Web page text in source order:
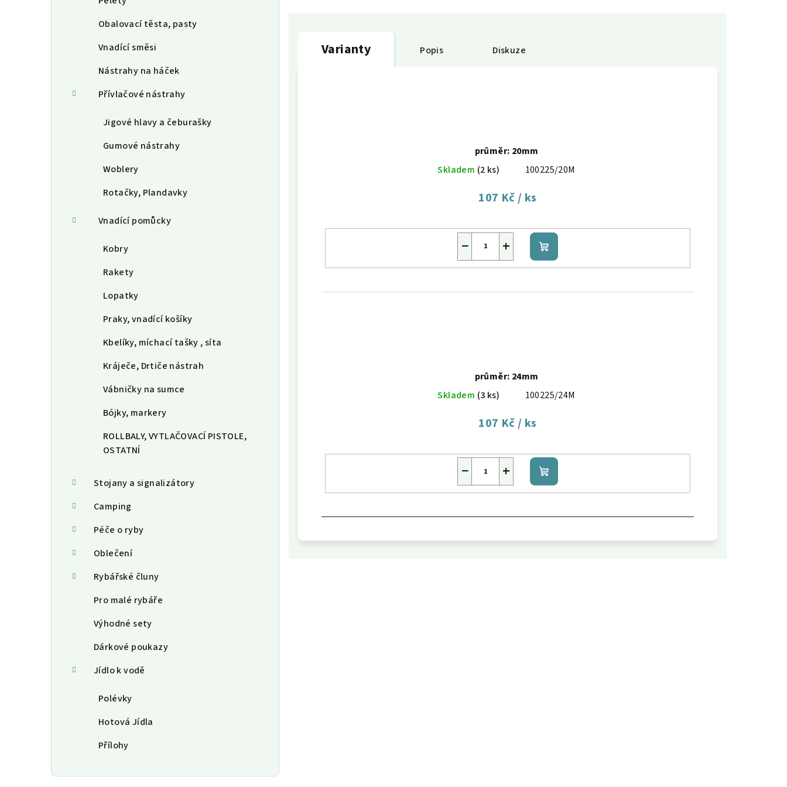
Obalovací těsta, pasty
Vnadící směsi
Nástrahy na háček
Přívlačové nástrahy
Jigové hlavy a čeburašky
Gumové nástrahy
Woblery
Rotačky, Plandavky
Vnadící pomůcky
Kobry
Rakety
Lopatky
Praky, vnadící košíky
Kbelíky, míchací tašky , síta
Kráječe, Drtiče nástrah
Vábničky na sumce
Bójky, markery
ROLLBALY, VYTLAČOVACÍ PISTOLE,
OSTATNÍ
Stojany a signalizátory
Camping
Péče o ryby
Oblečení
Rybářské čluny
Pro malé rybáře
Výhodné sety
Dárkové poukazy
Jídlo k vodě
Polévky
Hotová Jídla
Přílohy
Varianty Popis Diskuze
průměr: 20mm
Skladem (2 ks) 100225/20M
107 Kč/ ks
+
− Do
košíku
průměr: 24mm
Skladem (3 ks) 100225/24M
107 Kč/ ks
+
− Do
košíku